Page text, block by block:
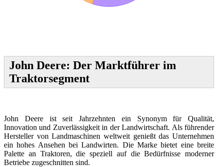
John Deere: Der Marktführer im
Traktorsegment
John Deere ist seit Jahrzehnten ein Synonym für Qualität,
Innovation und Zuverlässigkeit in der Landwirtschaft. Als führender
Hersteller von Landmaschinen weltweit genießt das Unternehmen
ein hohes Ansehen bei Landwirten. Die Marke bietet eine breite
Palette an Traktoren, die speziell auf die Bedürfnisse moderner
Betriebe zugeschnitten sind.